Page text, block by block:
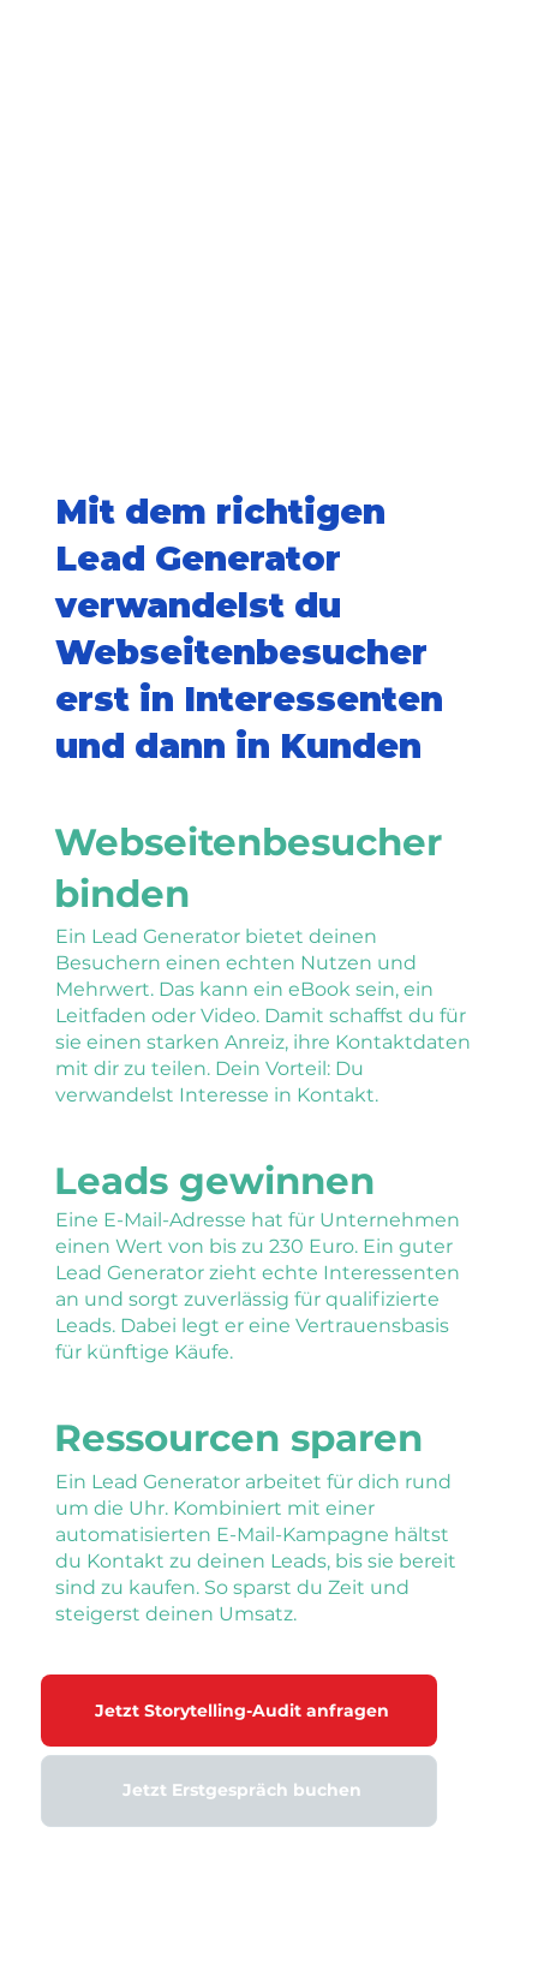
Mit dem richtigen
Lead Generator
verwandelst du
Webseitenbesucher
erst in Interessenten
und dann in Kunden
Webseitenbesucher
binden
Ein Lead Generator bietet deinen
Besuchern einen echten Nutzen und
Mehrwert. Das kann ein eBook sein, ein
Leitfaden oder Video. Damit schaffst du für
sie einen starken Anreiz, ihre Kontaktdaten
mit dir zu teilen. Dein Vorteil: Du
verwandelst Interesse in Kontakt.
Leads gewinnen
Eine E-Mail-Adresse hat für Unternehmen
einen Wert von bis zu 230 Euro. Ein guter
Lead Generator zieht echte Interessenten
an und sorgt zuverlässig für qualifizierte
Leads. Dabei legt er eine Vertrauensbasis
für künftige Käufe.
Ressourcen sparen
Ein Lead Generator arbeitet für dich rund
um die Uhr. Kombiniert mit einer
automatisierten E-Mail-Kampagne hältst
du Kontakt zu deinen Leads, bis sie bereit
sind zu kaufen. So sparst du Zeit und
steigerst deinen Umsatz.
Jetzt Storytelling-Audit anfragen
Jetzt Erstgespräch buchen